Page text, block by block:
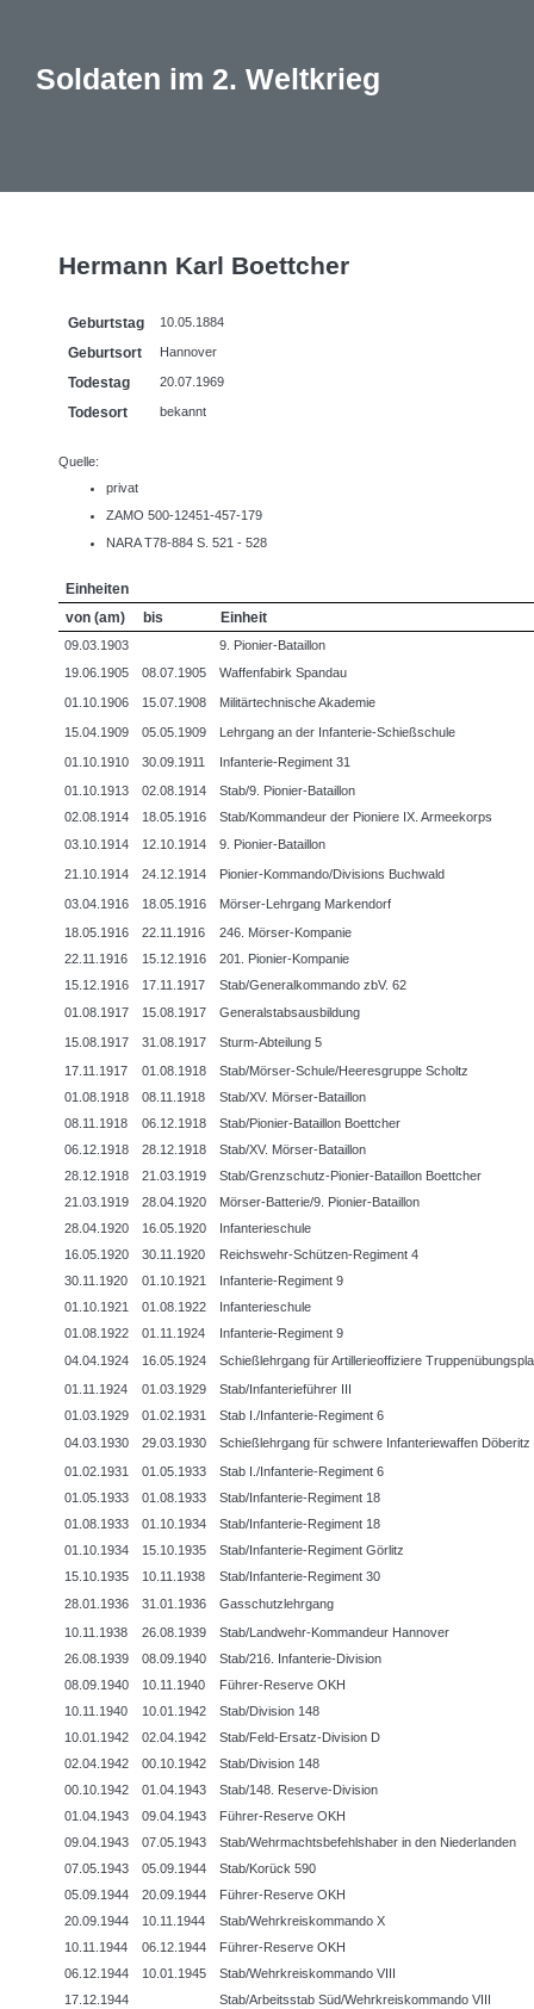
Soldaten im 2. Weltkrieg
Hermann Karl Boettcher
Geburtstag 10.05.1884
Geburtsort Hannover
Todestag 20.07.1969
Todesort bekannt
Quelle:
privat
ZAMO 500-12451-457-179
NARA T78-884 S. 521 - 528
Einheiten
von (am)
bis Einheit
09.03.1903
9. Pionier-Bataillon
19.06.1905
08.07.1905 Waffenfabirk Spandau
01.10.1906 15.07.1908 Militärtechnische Akademie
15.04.1909 05.05.1909 Lehrgang an der Infanterie-Schießschule
01.10.1910 30.09.1911
Infanterie-Regiment 31
01.10.1913
02.08.1914
Stab/9. Pionier-Bataillon
02.08.1914
18.05.1916
Stab/Kommandeur der Pioniere IX. Armeekorps
03.10.1914
12.10.1914 9. Pionier-Bataillon
21.10.1914 24.12.1914 Pionier-Kommando/Divisions Buchwald
03.04.1916 18.05.1916
Mörser-Lehrgang Markendorf
18.05.1916
22.11.1916
246. Mörser-Kompanie
22.11.1916
15.12.1916
201. Pionier-Kompanie
15.12.1916
17.11.1917
Stab/Generalkommando zbV. 62
01.08.1917
15.08.1917 Generalstabsausbildung
15.08.1917 31.08.1917
Sturm-Abteilung 5
17.11.1917
01.08.1918
Stab/Mörser-Schule/Heeresgruppe Scholtz
01.08.1918
08.11.1918
Stab/XV. Mörser-Bataillon
08.11.1918
06.12.1918
Stab/Pionier-Bataillon Boettcher
06.12.1918
28.12.1918
Stab/XV. Mörser-Bataillon
28.12.1918
21.03.1919
Stab/Grenzschutz-Pionier-Bataillon Boettcher
21.03.1919
28.04.1920
Mörser-Batterie/9. Pionier-Bataillon
28.04.1920
16.05.1920
Infanterieschule
16.05.1920
30.11.1920
Reichswehr-Schützen-Regiment 4
30.11.1920
01.10.1921
Infanterie-Regiment 9
01.10.1921
01.08.1922
Infanterieschule
01.08.1922
01.11.1924
Infanterie-Regiment 9
04.04.1924
16.05.1924
Schießlehrgang für Artillerieoffiziere
01.11.1924
01.03.1929
Stab/Infanterieführer III
01.03.1929
01.02.1931
Stab I./Infanterie-Regiment 6
04.03.1930
29.03.1930
Schießlehrgang für schwere Infanteriewaffen Döberitz
01.02.1931
01.05.1933
Stab I./Infanterie-Regiment 6
01.05.1933
01.08.1933
Stab/Infanterie-Regiment 18
01.08.1933
01.10.1934
Stab/Infanterie-Regiment 18
01.10.1934
15.10.1935
Stab/Infanterie-Regiment Görlitz
15.10.1935
10.11.1938
Stab/Infanterie-Regiment 30
28.01.1936
31.01.1936
Gasschutzlehrgang
10.11.1938
26.08.1939
Stab/Landwehr-Kommandeur Hannover
26.08.1939
08.09.1940
Stab/216. Infanterie-Division
08.09.1940
10.11.1940
Führer-Reserve OKH
10.11.1940
10.01.1942
Stab/Division 148
10.01.1942
02.04.1942
Stab/Feld-Ersatz-Division D
02.04.1942
00.10.1942
Stab/Division 148
00.10.1942
01.04.1943
Stab/148. Reserve-Division
01.04.1943
09.04.1943
Führer-Reserve OKH
09.04.1943
07.05.1943
Stab/Wehrmachtsbefehlshaber in den Niederlanden
07.05.1943
05.09.1944
Stab/Korück 590
05.09.1944
20.09.1944
Führer-Reserve OKH
20.09.1944
10.11.1944
Stab/Wehrkreiskommando X
10.11.1944
06.12.1944
Führer-Reserve OKH
06.12.1944
10.01.1945
Stab/Wehrkreiskommando VIII
17.12.1944
Stab/Arbeitsstab Süd/Wehrkreiskommando VIII